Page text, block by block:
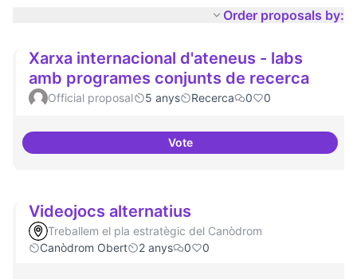
Order proposals by:
Xarxa internacional d'ateneus - labs
amb programes conjunts de recerca
Official proposal 5 anys Recerca 0 0
VoteXarxa internacional d'ateneus -
Videojocs alternatius
Treballem el pla estratègic del Canòdrom
Canòdrom Obert
2 anys 0 0